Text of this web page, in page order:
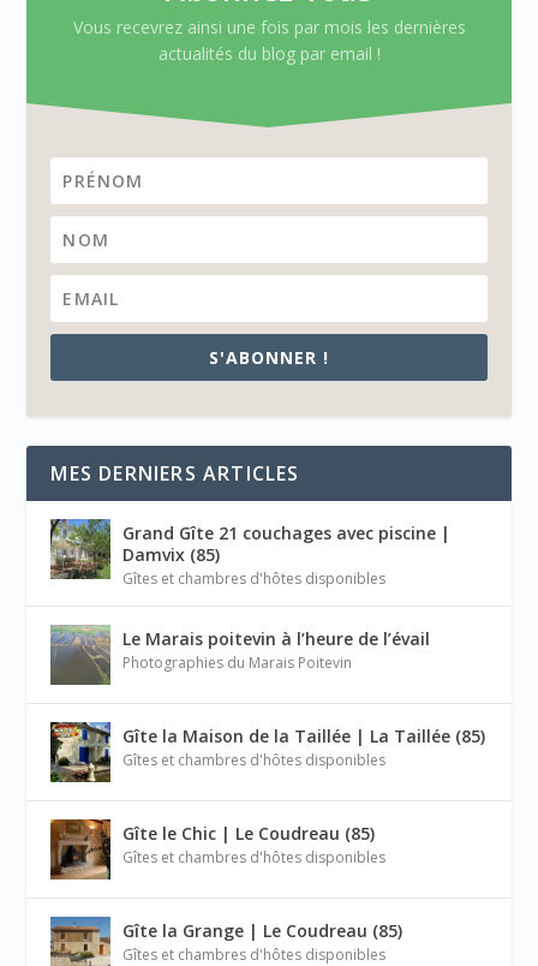
Vous recevrez ainsi une fois par mois les dernières
actualités du blog par email !
S'ABONNER !
MES DERNIERS ARTICLES
Grand Gîte 21 couchages avec piscine |
Damvix (85)
Gîtes et chambres d'hôtes disponibles
Le Marais poitevin à l’heure de l’évail
Photographies du Marais Poitevin
Gîte la Maison de la Taillée | La Taillée (85)
Gîtes et chambres d'hôtes disponibles
Gîte le Chic | Le Coudreau (85)
Gîtes et chambres d'hôtes disponibles
Gîte la Grange | Le Coudreau (85)
Gîtes et chambres d'hôtes disponibles